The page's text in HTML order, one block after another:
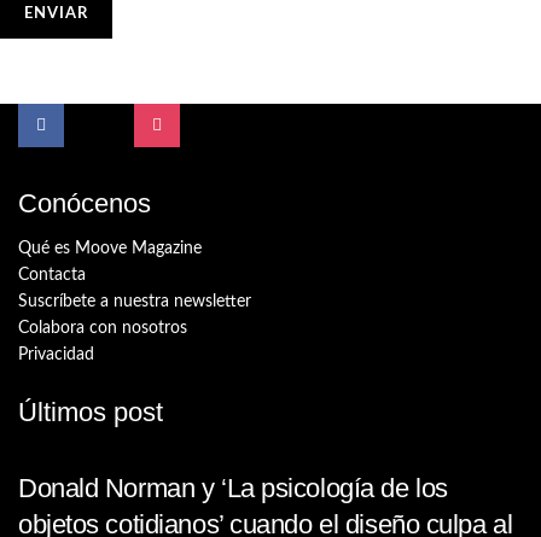
Conócenos
Qué es Moove Magazine
Contacta
Suscríbete a nuestra newsletter
Colabora con nosotros
Privacidad
Últimos post
Donald Norman y ‘La psicología de los
objetos cotidianos’ cuando el diseño culpa al